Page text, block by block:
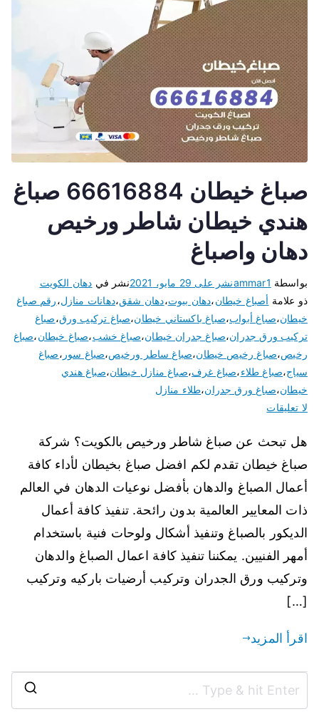
صباغ خيطان 66616884 صباغ
هندي خيطان شاطر ورخيص
دهان واصباغ
بواسطة ammar1نشر على 29 مايو، 2021 نشر في دهان الكويت
ذو علامة أصباغ خيطان،دهان بيوت،دهان شقق،دهانات منازل،رقم صباغ
خيطان،صباغ أبواب،صباغ باكستاني خيطان،صباغ تركيب ورق،صباغ
تركيب ورق جدران،صباغ جدران خيطان،صباغ خشب،صباغ خيطان،صباغ
رخيص،صباغ رخيص خيطان،صباغ ساطر ورخيص،صباغ سور ،صباغ
سياج،صباغ طلاء،صباغ غرف،صباغ منازل خيطان،صباغ هندي
خيطان،صباغ ورق جدران،طلاء منازل
لا تعليقات
هل تبحث عن صباغ شاطر ورخيص بالكويت؟ شركة
صباغ خيطان تقدم لكم افضل صباغ بخيطان لأداء كافة
أعمال الصباغ والدهان بأفضل نوعيات الدهان في العالم
ذات المعايير العالمية بدون رائحة. تنفيذ كافة أعمال
الديكور بالصباغ وتنفيذ أشكال ولوحات فنية باستخدام
أمهر الفنيين. يمكننا تنفيذ كافة اعمال الصباغ والدهان
وتركيب ورق الجدران وتركيب أرضيات باركيه وتركيب
[…]
اقرأ المزيد